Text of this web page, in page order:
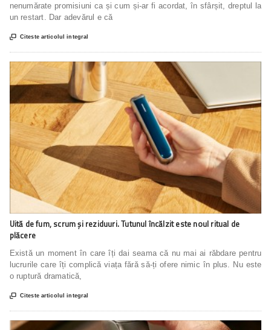
nenumărate promisiuni ca și cum și-ar fi acordat, în sfârșit, dreptul la
un restart. Dar adevărul e că
 Citeste articolul integral
Uită de fum, scrum și reziduuri. Tutunul încălzit este noul ritual de
plăcere
Există un moment în care îți dai seama că nu mai ai răbdare pentru
lucrurile care îți complică viața fără să-ți ofere nimic în plus. Nu este
o ruptură dramatică,
 Citeste articolul integral